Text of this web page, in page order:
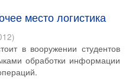
место логистика
)
в вооружении студентов
обработки информации